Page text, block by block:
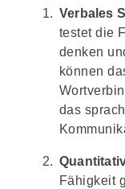
Verbales
testet die
denken
können
das
Fähigkeit